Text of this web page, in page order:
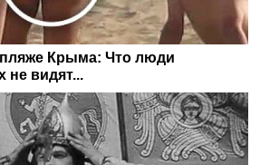
Крыма: Что люди
не видят...